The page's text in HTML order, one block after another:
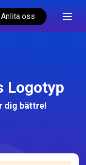
Anlita oss
Logotyp
dig bättre!